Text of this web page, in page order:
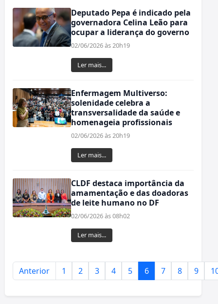
Deputado Pepa é indicado pela
governadora Celina Leão para
ocupar a liderança do governo
02/06/2026 às 20h19
Ler mais...
Enfermagem Multiverso:
solenidade celebra a
transversalidade da saúde e
homenageia profissionais
02/06/2026 às 20h19
Ler mais...
CLDF destaca importância da
amamentação e das doadoras
de leite humano no DF
02/06/2026 às 08h02
Ler mais...
Anterior 1 2 3 4 5 6 7 8 9